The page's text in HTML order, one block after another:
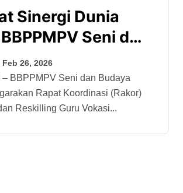
Sinergi Dunia
Seni dan
Gelar Rakor
dan Reskilling
Feb 26, 2026
Rapat Koordinasi (Rakor)
Reskilling Guru Vokasi...